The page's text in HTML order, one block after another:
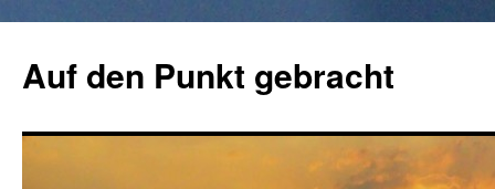
springen
Auf den Punkt gebracht